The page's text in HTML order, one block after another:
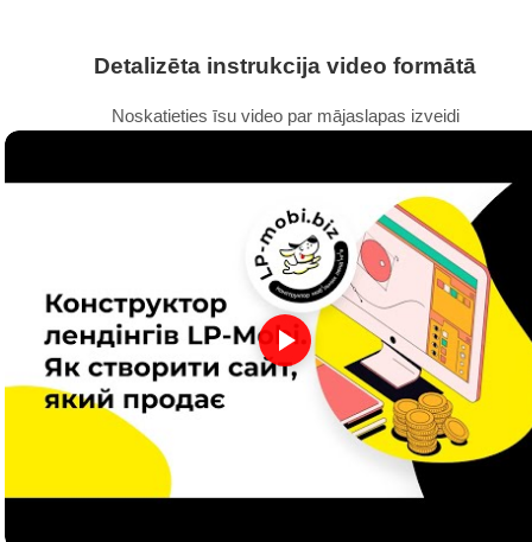
Detalizēta instrukcija video formātā
Noskatieties īsu video par mājaslapas izveidi